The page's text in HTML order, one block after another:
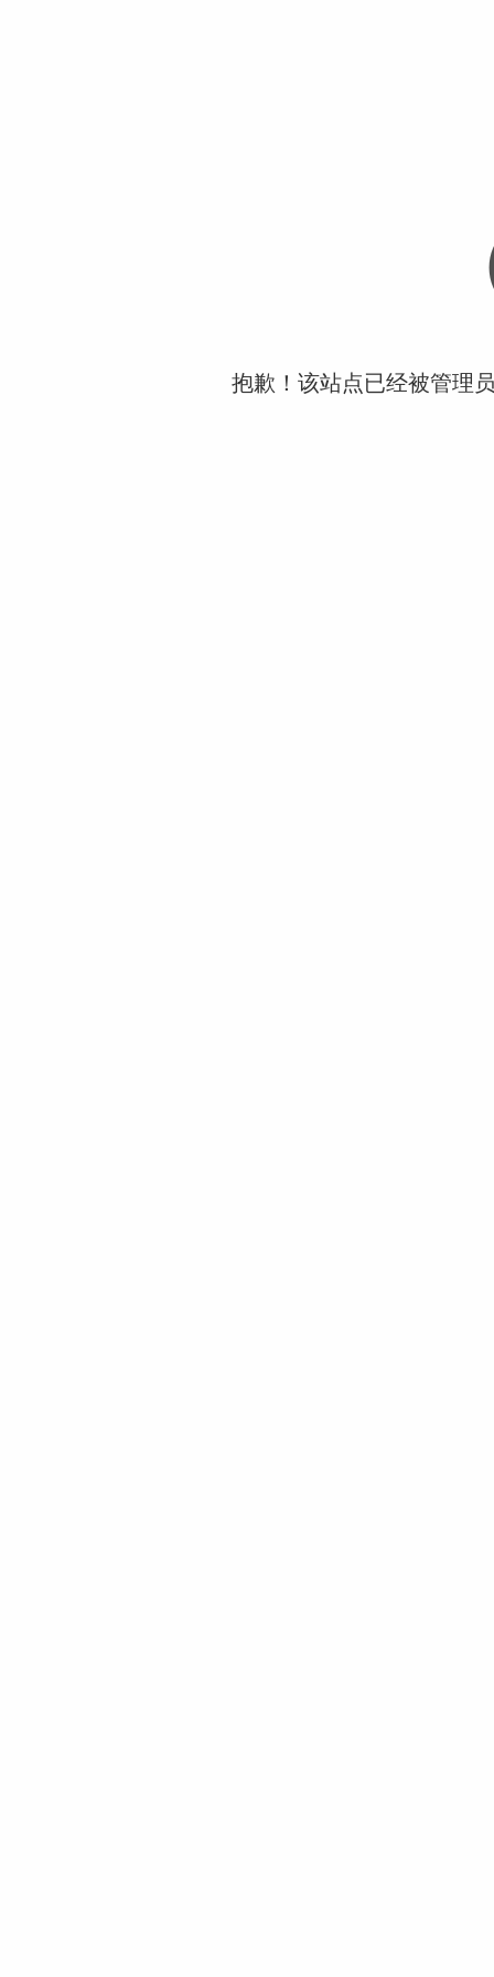
抱歉！该站点已经被管理